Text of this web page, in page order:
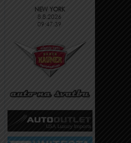
NEW YORK
8.8.2026
09:47:40